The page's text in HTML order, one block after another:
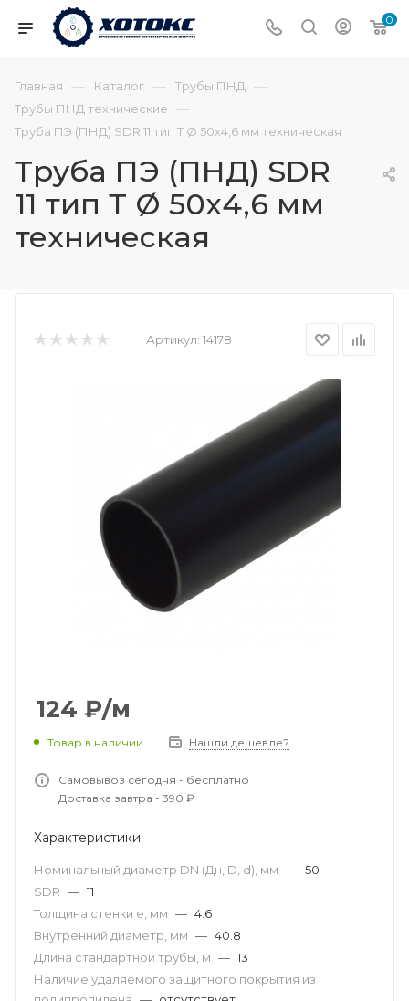
0
Главная — Каталог — Трубы ПНД —
Трубы ПНД технические —
Труба ПЭ (ПНД) SDR 11 тип Т Ø 50х4,6 мм техническая
Труба ПЭ (ПНД) SDR
11 тип Т Ø 50х4,6 мм
техническая
Артикул: 14178
124 ₽/м
Товар в наличии Нашли дешевле?
Самовывоз сегодня - бесплатно
Доставка завтра - 390 ₽
Характеристики
Номинальный диаметр DN (Дн, D, d), мм — 50
SDR — 11
Толщина стенки e, мм — 4.6
Внутренний диаметр, мм — 40.8
Длина стандартной трубы, м — 13
Наличие удаляемого защитного покрытия из